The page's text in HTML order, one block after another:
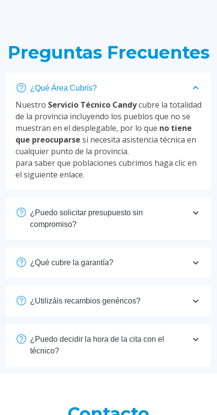
Preguntas Frecuentes
¿Qué Área Cubrís?
Nuestro Servicio Técnico Candycubre la totalidad
de la provincia incluyendo los pueblos que no se
muestran en el desplegable, por lo que no tiene
que preocuparse si necesita asistencia técnica en
cualquier punto de la provincia.
para saber que poblaciones cubrimos haga clic en
el siguiente enlace.
¿Puedo solicitar presupuesto sin
compromiso?
¿Qué cubre la garantía?
¿Utilizáis recambios genéricos?
¿Puedo decidir la hora de la cita con el
técnico?